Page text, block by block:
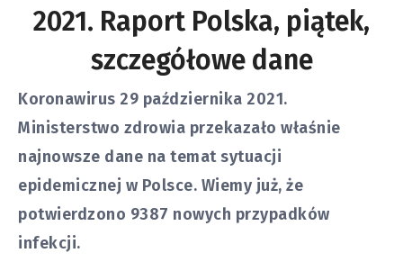
2021. Raport Polska, piątek,
szczegółowe dane
Koronawirus 29 października 2021.
Ministerstwo zdrowia przekazało właśnie
najnowsze dane na temat sytuacji
epidemicznej w Polsce. Wiemy już, że
potwierdzono 9387 nowych przypadków
infekcji.